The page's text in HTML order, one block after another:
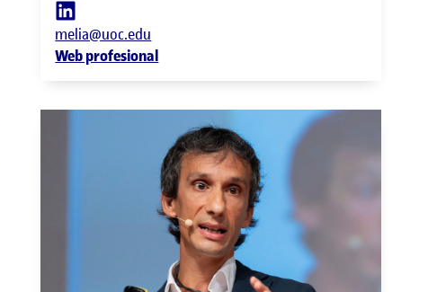
melia@uoc.edu
Web profesional